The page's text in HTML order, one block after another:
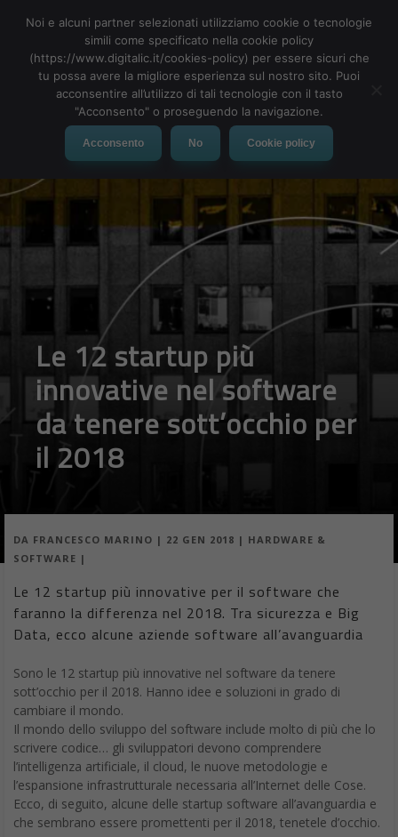
MENU
Le 12 startup più
innovative nel software
da tenere sott’occhio per
il 2018
DA FRANCESCO MARINO | 22 GEN 2018 | HARDWARE &
SOFTWARE |
Le 12 startup più innovative per il software che
faranno la differenza nel 2018. Tra sicurezza e Big
Data, ecco alcune aziende software all’avanguardia
Sono le 12 startup più innovative nel software da tenere
sott’occhio per il 2018. Hanno idee e soluzioni in grado di
cambiare il mondo.
Il mondo dello sviluppo del software include molto di più che lo
scrivere codice… gli sviluppatori devono comprendere
l’intelligenza artificiale, il cloud, le nuove metodologie e
l’espansione infrastrutturale necessaria all’Internet delle Cose.
Ecco, di seguito, alcune delle startup software all’avanguardia e
che sembrano essere promettenti per il 2018, tenetele d’occhio.
Noi e alcuni partner selezionati utilizziamo cookie o tecnologie
simili come specificato nella cookie policy
(https://www.digitalic.it/cookies-policy) per essere sicuri che
tu possa avere la migliore esperienza sul nostro sito. Puoi
acconsentire all’utilizzo di tali tecnologie con il tasto
"Acconsento" o proseguendo la navigazione.
Acconsento No Cookie policy